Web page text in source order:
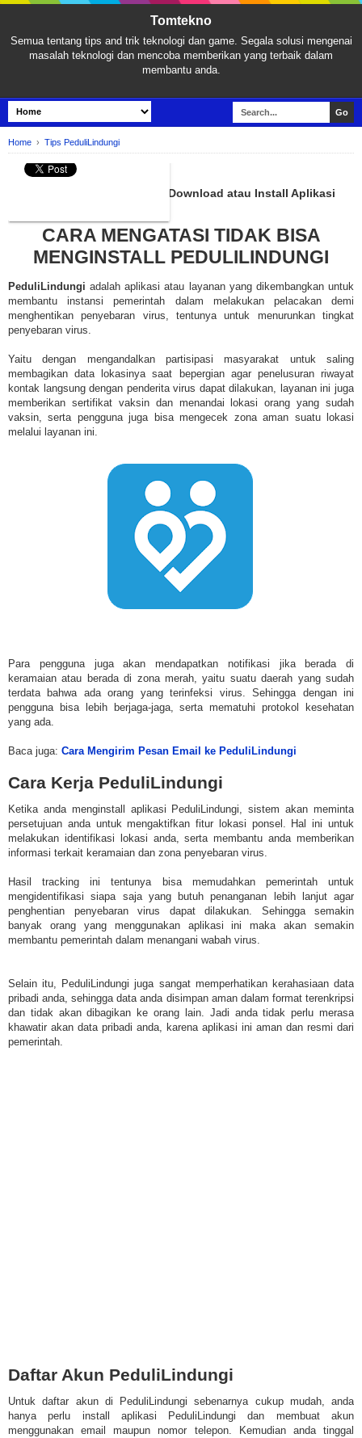
Tomtekno
Semua tentang tips and trik teknologi dan game. Segala solusi mengenai
masalah teknologi dan mencoba memberikan yang terbaik dalam
membantu anda.
Home › Tips PeduliLindungi
TIPS PEDULILINDUNGI
4 Cara Mengatasi Tidak Bisa Download atau Install Aplikasi
CARA MENGATASI TIDAK BISA
MENGINSTALL PEDULILINDUNGI
PeduliLindungi adalah aplikasi atau layanan yang dikembangkan untuk
membantu instansi pemerintah dalam melakukan pelacakan demi
menghentikan penyebaran virus, tentunya untuk menurunkan tingkat
penyebaran virus.
Yaitu dengan mengandalkan partisipasi masyarakat untuk saling
membagikan data lokasinya saat bepergian agar penelusuran riwayat
kontak langsung dengan penderita virus dapat dilakukan, layanan ini juga
memberikan sertifikat vaksin dan menandai lokasi orang yang sudah
vaksin, serta pengguna juga bisa mengecek zona aman suatu lokasi
melalui layanan ini.
Para pengguna juga akan mendapatkan notifikasi jika berada di
keramaian atau berada di zona merah, yaitu suatu daerah yang sudah
terdata bahwa ada orang yang terinfeksi virus. Sehingga dengan ini
pengguna bisa lebih berjaga-jaga, serta mematuhi protokol kesehatan
yang ada.
Baca juga: Cara Mengirim Pesan Email ke PeduliLindungi
Cara Kerja PeduliLindungi
Ketika anda menginstall aplikasi PeduliLindungi, sistem akan meminta
persetujuan anda untuk mengaktifkan fitur lokasi ponsel. Hal ini untuk
melakukan identifikasi lokasi anda, serta membantu anda memberikan
informasi terkait keramaian dan zona penyebaran virus.
Hasil tracking ini tentunya bisa memudahkan pemerintah untuk
mengidentifikasi siapa saja yang butuh penanganan lebih lanjut agar
penghentian penyebaran virus dapat dilakukan. Sehingga semakin
banyak orang yang menggunakan aplikasi ini maka akan semakin
membantu pemerintah dalam menangani wabah virus.
Selain itu, PeduliLindungi juga sangat memperhatikan kerahasiaan data
pribadi anda, sehingga data anda disimpan aman dalam format terenkripsi
dan tidak akan dibagikan ke orang lain. Jadi anda tidak perlu merasa
khawatir akan data pribadi anda, karena aplikasi ini aman dan resmi dari
pemerintah.
Daftar Akun PeduliLindungi
Untuk daftar akun di PeduliLindungi sebenarnya cukup mudah, anda
hanya perlu install aplikasi PeduliLindungi dan membuat akun
menggunakan email maupun nomor telepon. Kemudian anda tinggal